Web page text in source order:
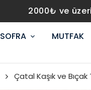
2000₺ ve
SOFRA MUTFAK
Çatal Kaşık ve Bıçak